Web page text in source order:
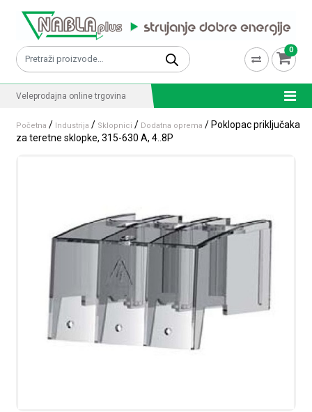
Pretraži: 0
Veleprodajna online trgovina
Početna / Industrija / Sklopnici / Dodatna oprema / Poklopac priključaka
za teretne sklopke, 315-630 A, 4..8P